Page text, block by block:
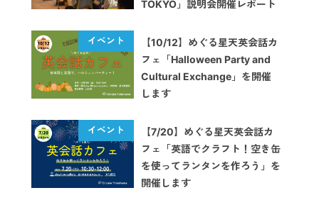
TOKYO」説明会開催レポート
【10/12】めぐる星天英会話カ
フェ「Halloween Party and
Cultural Exchange」を開催
します
【7/20】めぐる星天英会話カ
フェ「英語でクラフト！空き缶
を使ってランタンを作ろう」を
開催します